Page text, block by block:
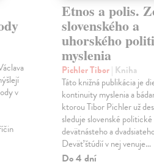
v
Etnos a polis.
slovenského a
uhorského
myslenia
Pichler Tibor| Kniha
Táto knižná publikácia je
kontinuity myslenia a
ktorou Tibor Pichler už
sleduje slovenské
devätnásteho a
Deväť štúdií v nej venuje…
Do 4 dní